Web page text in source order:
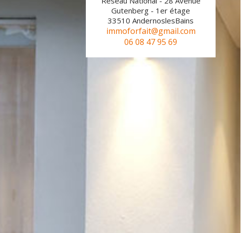
Gutenberg - 1er étage
33510 AndernoslesBains
immoforfait@gmail.com
06 08 47 95 69